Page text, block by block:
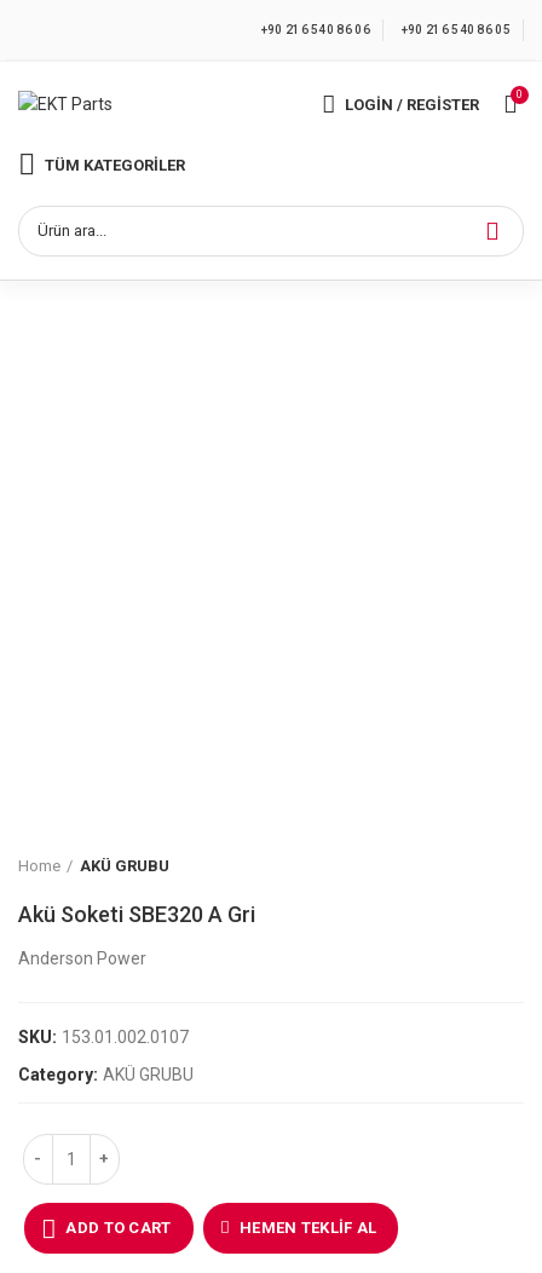
+90 216 540 86 06 +90 216 540 86 05
TÜM KATEGORILER
LOGIN / REGISTER
0
Home AKÜ GRUBU
Akü Soketi SBE320 A Gri
Anderson Power
SKU: 153.01.002.0107
Category: AKÜ GRUBU
ADD TO CART HEMEN TEKLIF AL